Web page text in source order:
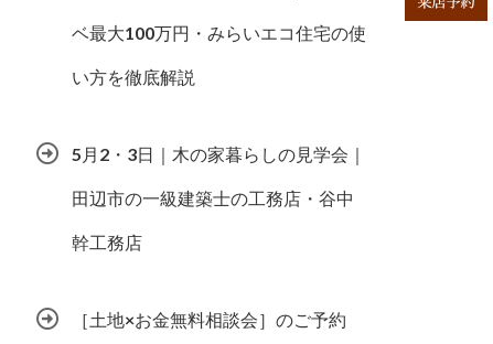
ベ最大100万円・みらいエコ住宅の使
い方を徹底解説
5月2・3日｜木の家暮らしの見学会｜
田辺市の一級建築士の工務店・谷中
幹工務店
［土地×お金無料相談会］のご予約